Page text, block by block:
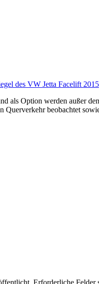
als Option werden außer
Querverkehr beobachtet
Erforderliche Felder